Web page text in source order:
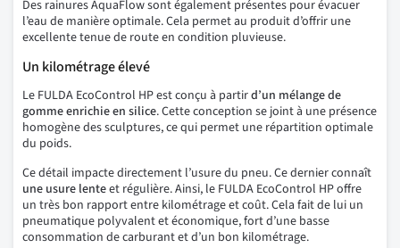
Des rainures AquaFlow sont également présentes pour évacuer
l’eau de manière optimale. Cela permet au produit d’offrir une
excellente tenue de route en condition pluvieuse.
Un kilométrage élevé
Le FULDA EcoControl HP est conçu à partird’un mélange de
gomme enrichie en silice. Cette conception se joint à une présence
homogène des sculptures, ce qui permet une répartition optimale
du poids.
Ce détail impacte directement l’usure du pneu. Ce dernier connaît
une usure lenteet régulière. Ainsi, le FULDA EcoControl HP offre
un très bon rapport entre kilométrage et coût. Cela fait de lui un
pneumatique polyvalent et économique, fort d’une basse
consommation de carburant et d’un bon kilométrage.